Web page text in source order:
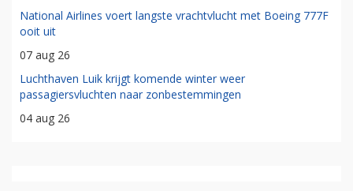
National Airlines voert langste vrachtvlucht met Boeing 777F
ooit uit
07 aug 26
Luchthaven Luik krijgt komende winter weer
passagiersvluchten naar zonbestemmingen
04 aug 26